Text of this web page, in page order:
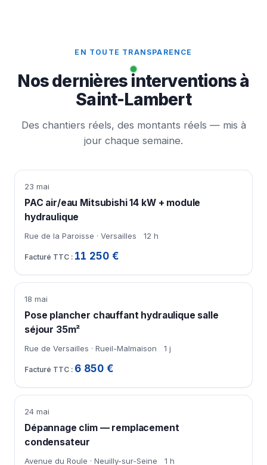
EN TOUTE TRANSPARENCE
Nos dernières interventions à
Saint-Lambert
Des chantiers réels, des montants réels — mis à
jour chaque semaine.
23 mai
PAC air/eau Mitsubishi 14 kW + module
hydraulique
Rue de la Paroisse · Versailles 12 h
11 250 €
18 mai
Pose plancher chauffant hydraulique salle
séjour 35m²
Rue de Versailles · Rueil-Malmaison 1 j
6 850 €
24 mai
Dépannage clim — remplacement
condensateur
Avenue du Roule · Neuilly-sur-Seine 1 h